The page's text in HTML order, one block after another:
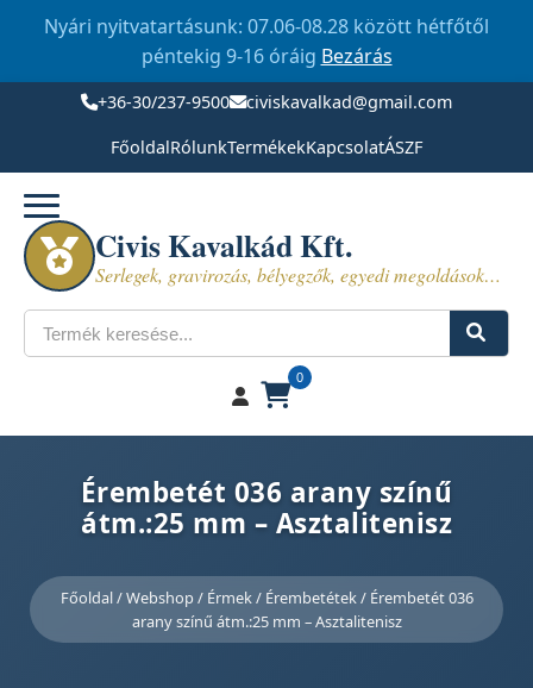
Nyári nyitvatartásunk: 07.06-08.28 között hétfőtől
péntekig 9-16 óráig Bezárás
+36-30/237-9500
civiskavalkad@gmail.com
FőoldalRólunkTermékekKapcsolatÁSZF
Civis Kavalkád Kft.
Serlegek, gravirozás, bélyegzők, egyedi megoldások…
Keresés
0
Érembetét 036 arany színű
átm.:25 mm – Asztalitenisz
Főoldal/Webshop / Érmek/ Érembetétek/ Érembetét 036
arany színű átm.:25 mm – Asztalitenisz